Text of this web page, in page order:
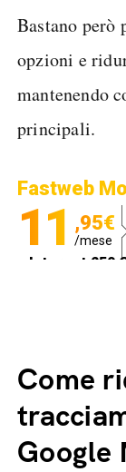
Bastano però
opzioni e
mantenendo
principali.
Fastweb
11 ,95€
/mese
Internet 250
Spedizione
Come
Google